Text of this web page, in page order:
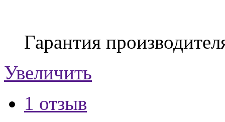
Гарантия
Увеличить
1 отзыв